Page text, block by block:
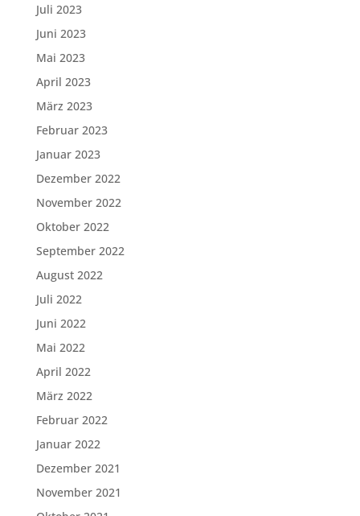
Juli 2023
Juni 2023
Mai 2023
April 2023
März 2023
Februar 2023
Januar 2023
Dezember 2022
November 2022
Oktober 2022
September 2022
August 2022
Juli 2022
Juni 2022
Mai 2022
April 2022
März 2022
Februar 2022
Januar 2022
Dezember 2021
November 2021